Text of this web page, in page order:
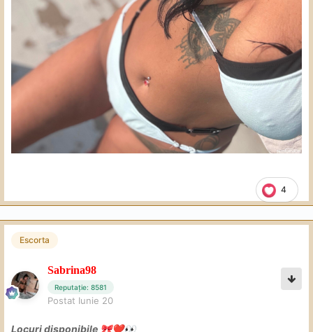
4
Escorta
Sabrina98
Reputație: 8581
Postat Iunie 20
Locuri disponibile 🎀❤️👀